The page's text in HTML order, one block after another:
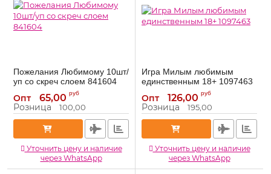
Пожелания Любимому 10шт/
уп со скреч слоем 841604
Артикул: 841604
Опт 65,00 руб
Розница 100,00
Уточнить цену и наличие
через WhatsApp
Игра Милым любимым
единственным 18+ 1097463
Артикул: 1097463
Опт 126,00 руб
Розница 195,00
Уточнить цену и наличие
через WhatsApp